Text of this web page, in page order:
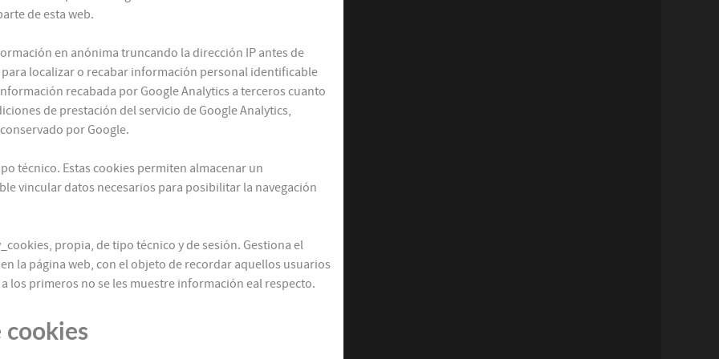
de esta web.
en anónima truncando la dirección IP antes de
localizar o recabar información personal identificable
recabada por Google Analytics a terceros cuanto
de prestación del servicio de Google Analytics,
por Google.
técnico. Estas cookies permiten almacenar un
vincular datos necesarios para posibilitar la navegación
propia, de tipo técnico y de sesión. Gestiona el
la página web, con el objeto de recordar aquellos usuarios
los primeros no se les muestre información eal respecto.
cookies